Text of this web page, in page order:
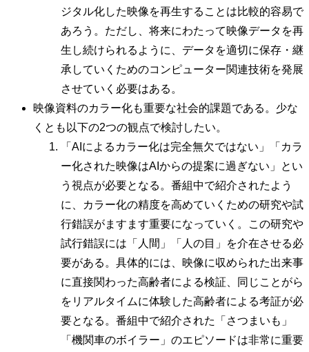
ジタル化した映像を再生することは比較的容易で
あろう。ただし、将来にわたって映像データを再
生し続けられるように、データを適切に保存・継
承していくためのコンピューター関連技術を発展
させていく必要はある。
映像資料のカラー化も重要な社会的課題である。少な
くとも以下の2つの観点で検討したい。
「AIによるカラー化は完全無欠ではない」「カラ
ー化された映像はAIからの提案に過ぎない」とい
う視点が必要となる。番組中で紹介されたよう
に、カラー化の精度を高めていくための研究や試
行錯誤がますます重要になっていく。この研究や
試行錯誤には「人間」「人の目」を介在させる必
要がある。具体的には、映像に収められた出来事
に直接関わった高齢者による検証、同じことがら
をリアルタイムに体験した高齢者による考証が必
要となる。番組中で紹介された「さつまいも」
「機関車のボイラー」のエピソードは非常に重要